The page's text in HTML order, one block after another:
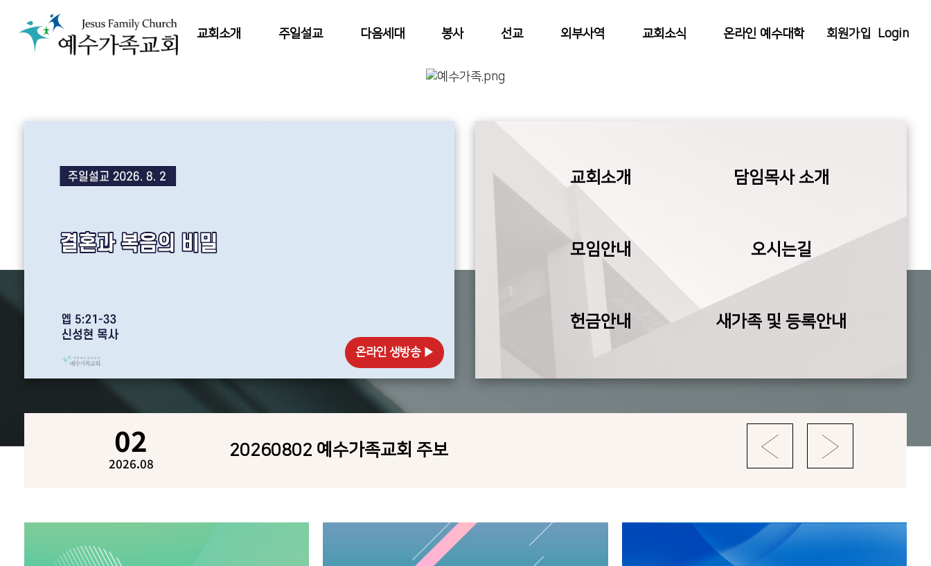
교회소개 주일설교 다음세대 봉사 선교 외부사역 교회소식 온라인 예수대학 회원가입 Login
온라인 생방송 ▶
교회소개 담임목사 소개
모임안내 오시는길
헌금안내 새가족 및 등록안내
02
2026.08
20260802 예수가족교회 주보